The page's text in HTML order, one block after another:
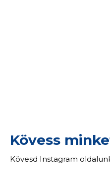
Kövess
Kövesd Instagram